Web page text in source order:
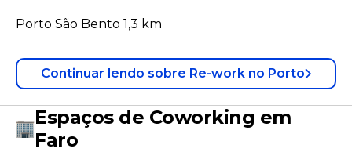
Porto São Bento 1,3 km
Continuar lendo sobre Re-work no Porto
Espaços de Coworking em
Faro